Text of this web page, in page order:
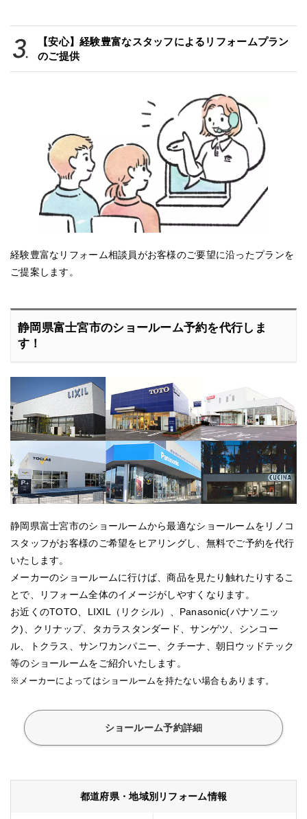
【安心】経験豊富なスタッフによるリフォームプラン
のご提供
経験豊富なリフォーム相談員がお客様のご要望に沿ったプランを
ご提案します。
静岡県富士宮市のショールーム予約を代行しま
す！
静岡県富士宮市のショールームから最適なショールームをリノコ
スタッフがお客様のご希望をヒアリングし、無料でご予約を代行
いたします。
メーカーのショールームに行けば、商品を見たり触れたりするこ
とで、リフォーム全体のイメージがしやすくなります。
お近くのTOTO、LIXIL（リクシル）、Panasonic(パナソニッ
ク)、クリナップ、タカラスタンダード、サンゲツ、シンコー
ル、トクラス、サンワカンパニー、クチーナ、朝日ウッドテック
等のショールームをご紹介いたします。
※メーカーによってはショールームを持たない場合もあります。
ショールーム予約詳細
都道府県・地域別リフォーム情報